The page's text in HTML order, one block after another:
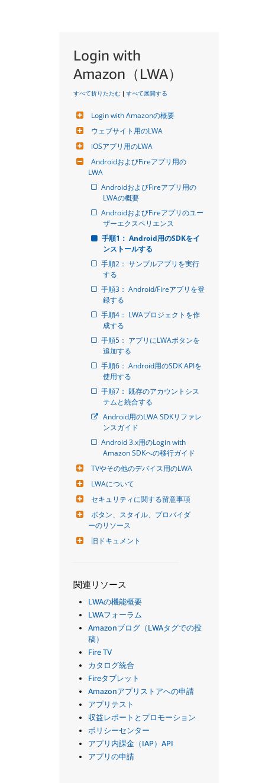
Login with
Amazon（LWA）
すべて折りたたむ | すべて展開する
Login with Amazonの概要
ウェブサイト用のLWA
iOSアプリ用のLWA
AndroidおよびFireアプリ用の
LWA
AndroidおよびFireアプリ用の
LWAの概要
AndroidおよびFireアプリのユー
ザーエクスペリエンス
手順1： Android用のSDKをイ
ンストールする
手順2： サンプルアプリを実行
する
手順3： Android/Fireアプリを登
録する
手順4： LWAプロジェクトを作
成する
手順5： アプリにLWAボタンを
追加する
手順6： Android用のSDK APIを
使用する
手順7： 既存のアカウントシス
テムと統合する
Android用のLWA SDKリファレ
ンスガイド
Android 3.x用のLogin with
Amazon SDKへの移行ガイド
TVやその他のデバイス用のLWA
LWAについて
セキュリティに関する留意事項
ボタン、スタイル、プロバイダ
ーのリソース
旧ドキュメント
関連リソース
LWAの機能概要
LWAフォーラム
Amazonブログ（LWAタグでの投
稿）
Fire TV
カタログ統合
Fireタブレット
Amazonアプリストアへの申請
アプリテスト
収益レポートとプロモーション
ポリシーセンター
アプリ内課金（IAP）API
アプリの申請